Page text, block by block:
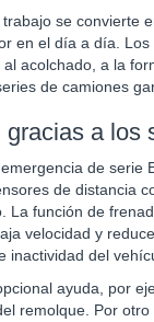
se convierte
en el día a día.
acolchado, a la
de camiones
a los
de serie
de distancia
La función de
velocidad y
inactividad del
ayuda, por
remolque. Por